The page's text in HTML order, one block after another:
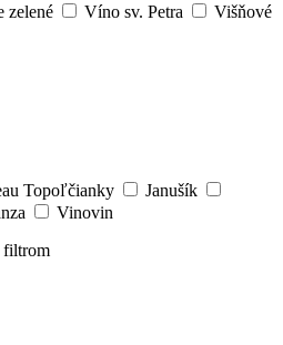
zelené Víno sv. Petra
Višňové
Topoľčianky
Janušík
Vinovin
filtrom